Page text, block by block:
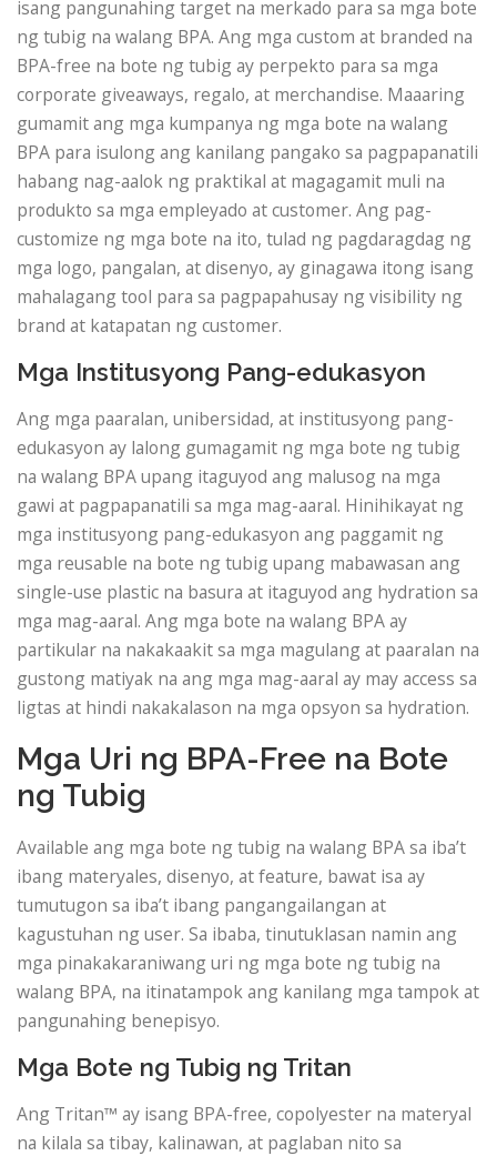
isang pangunahing target na merkado para sa mga bote
ng tubig na walang BPA. Ang mga custom at branded na
BPA-free na bote ng tubig ay perpekto para sa mga
corporate giveaways, regalo, at merchandise. Maaaring
gumamit ang mga kumpanya ng mga bote na walang
BPA para isulong ang kanilang pangako sa pagpapanatili
habang nag-aalok ng praktikal at magagamit muli na
produkto sa mga empleyado at customer. Ang pag-
customize ng mga bote na ito, tulad ng pagdaragdag ng
mga logo, pangalan, at disenyo, ay ginagawa itong isang
mahalagang tool para sa pagpapahusay ng visibility ng
brand at katapatan ng customer.
Mga Institusyong Pang-edukasyon
Ang mga paaralan, unibersidad, at institusyong pang-
edukasyon ay lalong gumagamit ng mga bote ng tubig
na walang BPA upang itaguyod ang malusog na mga
gawi at pagpapanatili sa mga mag-aaral. Hinihikayat ng
mga institusyong pang-edukasyon ang paggamit ng
mga reusable na bote ng tubig upang mabawasan ang
single-use plastic na basura at itaguyod ang hydration sa
mga mag-aaral. Ang mga bote na walang BPA ay
partikular na nakakaakit sa mga magulang at paaralan na
gustong matiyak na ang mga mag-aaral ay may access sa
ligtas at hindi nakakalason na mga opsyon sa hydration.
Mga Uri ng BPA-Free na Bote
ng Tubig
Available ang mga bote ng tubig na walang BPA sa iba’t
ibang materyales, disenyo, at feature, bawat isa ay
tumutugon sa iba’t ibang pangangailangan at
kagustuhan ng user. Sa ibaba, tinutuklasan namin ang
mga pinakakaraniwang uri ng mga bote ng tubig na
walang BPA, na itinatampok ang kanilang mga tampok at
pangunahing benepisyo.
Mga Bote ng Tubig ng Tritan
Ang Tritan™ ay isang BPA-free, copolyester na materyal
na kilala sa tibay, kalinawan, at paglaban nito sa